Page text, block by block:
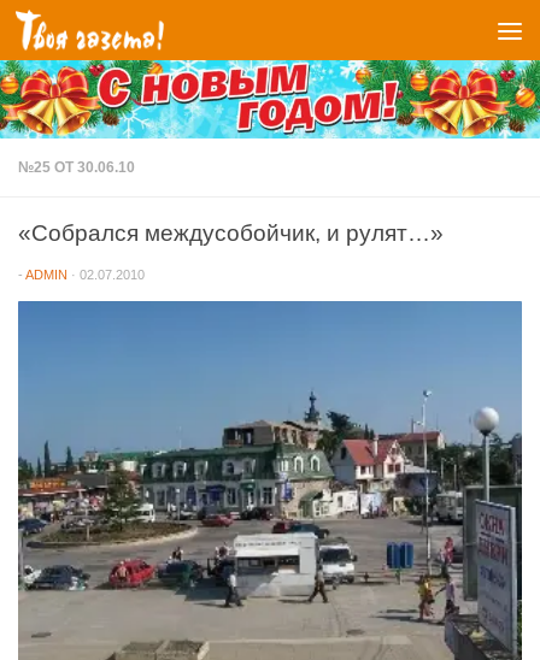
Перейти к содержимому
№25 ОТ 30.06.10
«Собрался междусобойчик, и рулят…»
- ADMIN · 02.07.2010